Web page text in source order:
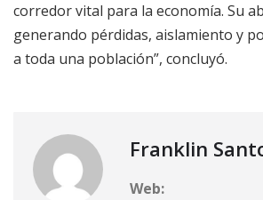
corredor vital para la economía. Su
generando pérdidas, aislamiento y
a toda una población”, concluyó.
Franklin
Web: